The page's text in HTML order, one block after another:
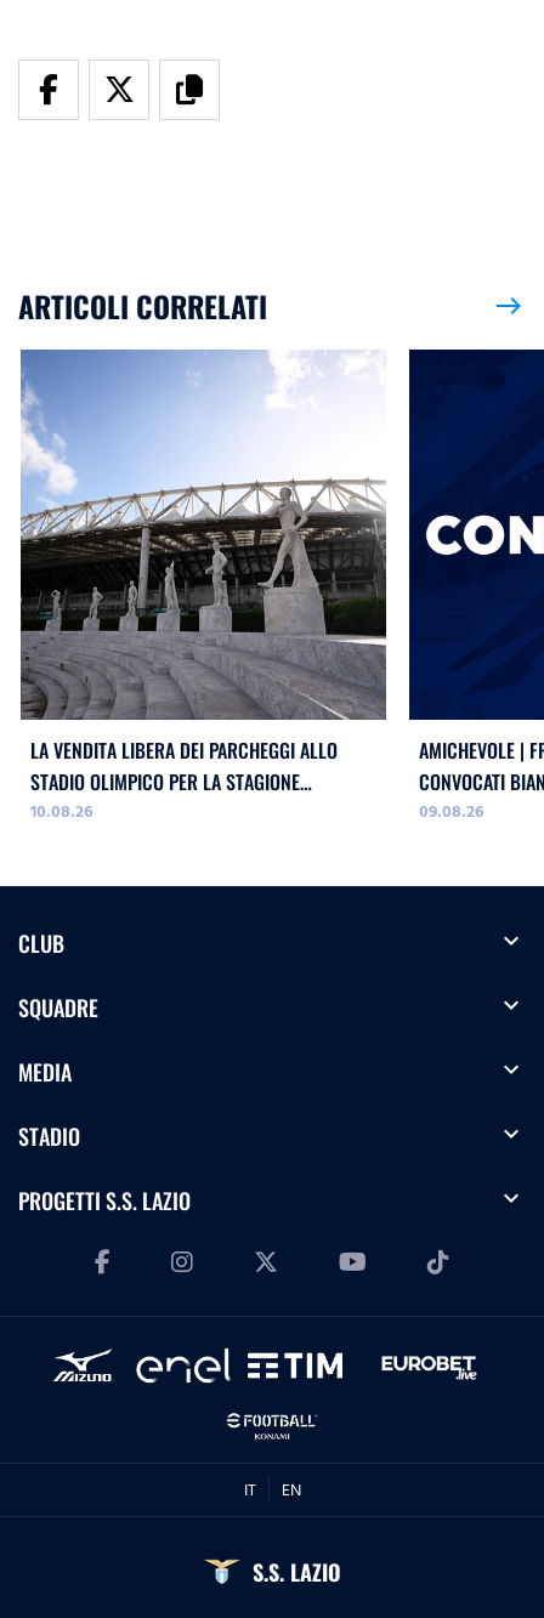
ARTICOLI CORRELATI east
LA VENDITA LIBERA DEI PARCHEGGI ALLO
STADIO OLIMPICO PER LA STAGIONE
2026/2027
10.08.26
AMICHEVOLE |
CONVOCATI
09.08.26
CLUB expand_more
SQUADRE expand_more
MEDIA expand_more
STADIO expand_more
PROGETTI S.S. LAZIO expand_more
IT EN
S.S. LAZIO